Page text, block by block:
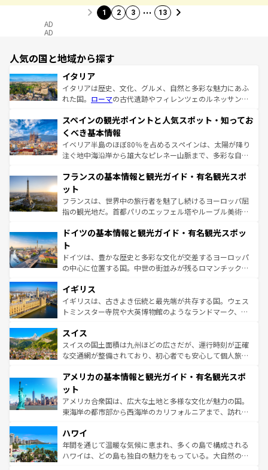
1 2 3 … 13
AD
AD
人気の国と地域から探す
イタリア
イタリアは歴史、文化、グルメ、自然と多彩な魅力にあふ
れた国。 ローマの古代遺跡やフィレンツェのルネッサンス
ろん、トスカーナの美しい田園風景やアマルフィ海岸の絶
景など、自然景観も見逃せない。観光の合間には、本場の
ピザやパスタなど、絶品のイタリア料理を堪能することも
できる。朝目覚めてから夜眠るまで、すべての瞬間を楽し
なお、新着のイタリア情報はコンテンツ一覧を参照してほ
しい。
スペインの観光ポイントと人気スポット・知ってお
くべき基本情報
イベリア半島のほぼ80％を占めるスペインは、太陽が降り
注ぐ地中海沿岸から雄大なピレネー山脈まで、多彩な自然
文化が根付くこの国では、情熱的なフラメンコ、熱気あふ
れる闘牛、そして美味しいタパスが生活の一部となってい
る。首都マドリードの洗練された雰囲気や、バルセロナの
アートに溢れた街角から、地方では古代ローマ遺跡や中世
せる。地方によって風土や気候が異なるスペインはその個
ンテンツ一覧 を参照してほしい。
フランスの基本情報と観光ガイド・有名観光スポ
ット
フランスは、世界中の旅行者を魅了し続けるヨーロッパ屈
指の観光地だ。首都パリのエッフェル塔やルーブル美術館
で、幅広い魅力が詰まっている。華麗な宮殿、歴史的な大
聖堂、美しいビーチ、そして豊かな自然が、訪れる者を心
から魅了する。また、フランスは美食の国としても知ら
れ、フランス料理はユネスコ無形文化遺産にも登録されて
香り高いラベンダー畑など、多彩な楽しみ方が可能だ。さ
らに、パリ以外の地域にも魅力が溢れており、どの街角に
も豊かな歴史と文化が息づいている。パリ以外の個性あふ
を参照してほしい。
ドイツの基本情報と観光ガイド・有名観光スポッ
ト
ドイツは、豊かな歴史と多彩な文化が交差するヨーロッパ
の中心に位置する国。中世の街並みが残るロマンチック街
顔を持つこの国は、どこを歩いても飽きることがない。ベ
ルリンの文化的活気、バイエルン州のアルプスの絶景、そ
してライン川沿いのワイン畑といった風景は必見。ビール
は、お酒好きな人にはぜひ体験してほしい。 なお、新着の
ドイツ情報はコンテンツ一覧を参照してほしい。
イギリス
イギリスは、古きよき伝統と最先端が共存する国。ウェス
トミンスター寺院や大英博物館のようなランドマーク、歴
リアごとに異なる魅力がある。また、優雅なアフタヌーン
ティー、ビール好きにはたまらない英国パブ、サッカー観
戦など、本場だからこそできる体験も豊富。イギリスを旅
ンツ一覧を参照してほしい。
スイス
スイスの国土面積は九州ほどの広さだが、運行時刻が正確
な交通網が整備されており、初心者でも安心して個人旅行
の建物がそのまま残る町や、スイスならではのユニークな
博物館もあり、アルプス観光だけでなく町歩きも満喫する
ことができる。国民の所得が高いため物価も高いが、旅行
者向けの交通パス提供のサービスもあり、うまく活用すれ
着のスイス情報は
アメリカの基本情報と観光ガイド・有名観光スポ
ット
アメリカ合衆国は、広大な土地と多様な文化が魅力の国。
東海岸の都市部から西海岸のカリフォルニアまで、訪れる
のような巨大都市は、観光、ショッピング、エンターテイ
ンメントが詰まった刺激的なスポットだ。一方、アメリカ
西部には大自然が広がり、グランドキャニオンやイエロー
ハワイ
年間を通じて温暖な気候に恵まれ、多くの島で構成される
ハワイは、どの島も独自の魅力をもっている。大自然の神